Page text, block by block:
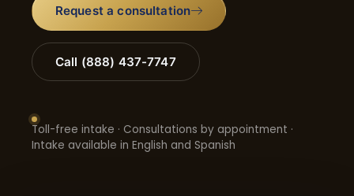
Request a consultation
Call (888) 437-7747
Toll-free intake · Consultations by appointment ·
Intake available in English and Spanish